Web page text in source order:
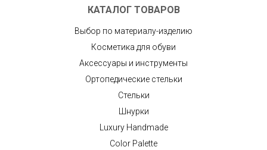
КАТАЛОГ ТОВАРОВ
Выбор по материалу-изделию
Косметика для обуви
Аксессуары и инструменты
Ортопедические стельки
Стельки
Шнурки
Luxury Handmade
Color Palette